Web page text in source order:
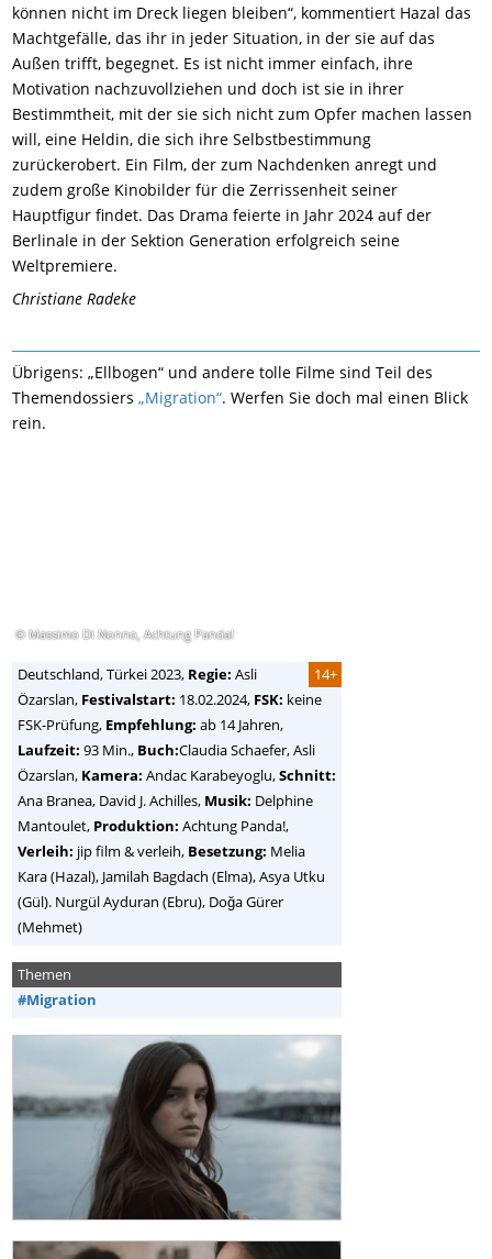
können nicht im Dreck liegen bleiben“, kommentiert Hazal das
Machtgefälle, das ihr in jeder Situation, in der sie auf das
Außen trifft, begegnet. Es ist nicht immer einfach, ihre
Motivation nachzuvollziehen und doch ist sie in ihrer
Bestimmtheit, mit der sie sich nicht zum Opfer machen lassen
will, eine Heldin, die sich ihre Selbstbestimmung
zurückerobert. Ein Film, der zum Nachdenken anregt und
zudem große Kinobilder für die Zerrissenheit seiner
Hauptfigur findet. Das Drama feierte in Jahr 2024 auf der
Berlinale in der Sektion Generation erfolgreich seine
Weltpremiere.
Christiane Radeke
Übrigens: „Ellbogen“ und andere tolle Filme sind Teil des
Themendossiers„Migration“. Werfen Sie doch mal einen Blick
rein.
© Massimo Di Nonno, Achtung Panda!
14+
Deutschland, Türkei2023, Regie: Asli
Özarslan, Festivalstart: 18.02.2024, FSK: keine
FSK-Prüfung, Empfehlung: ab 14 Jahren,
Laufzeit: 93 Min., Buch:Claudia Schaefer, Asli
Özarslan, Kamera: Andac Karabeyoglu,Schnitt:
Ana Branea, David J. Achilles, Musik: Delphine
Mantoulet, Produktion: Achtung Panda!,
Verleih: jip film & verleih, Besetzung: Melia
Kara (Hazal), Jamilah Bagdach (Elma), Asya Utku
(Gül). Nurgül Ayduran (Ebru), Doğa Gürer
(Mehmet)
Themen
#Migration